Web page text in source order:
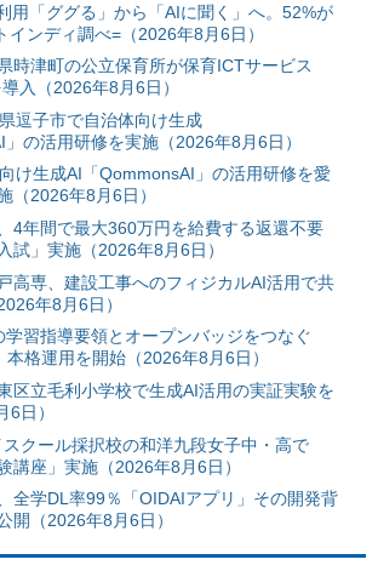
用「ググる」から「AIに聞く」へ。52%が
インディ調べ=（2026年8月6日）
時津町の公立保育所が保育ICTサービス
入（2026年8月6日）
逗子市で自治体向け生成
の活用研修を実施（2026年8月6日）
け生成AI「QommonsAI」の活用研修を愛
（2026年8月6日）
4年間で最大360万円を給費する返還不要
試」実施（2026年8月6日）
高専、建設工事へのフィジカルAI活用で共
年8月6日）
学習指導要領とオープンバッジをつなぐ
本格運用を開始（2026年8月6日）
区立毛利小学校で生成AI活用の実証実験を
日）
クール採択校の和洋九段女子中・高で
講座」実施（2026年8月6日）
全学DL率99％「OIDAIアプリ」その開発背
開（2026年8月6日）